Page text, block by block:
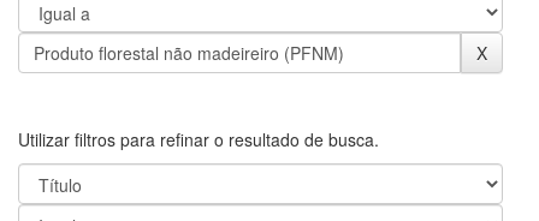
Utilizar filtros para refinar o resultado de busca.